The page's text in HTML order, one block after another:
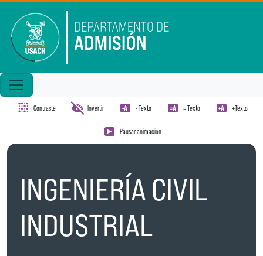
Contraste Invertir - Texto = Texto +Texto
Pausar animación
INGENIERÍA CIVIL
INDUSTRIAL